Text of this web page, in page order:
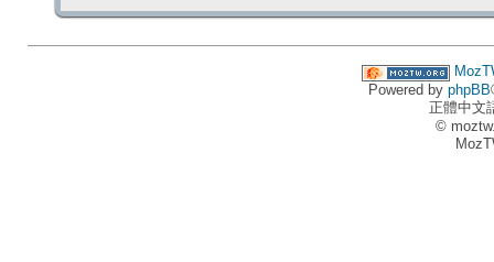
Powered by phpBB
正體中文
©